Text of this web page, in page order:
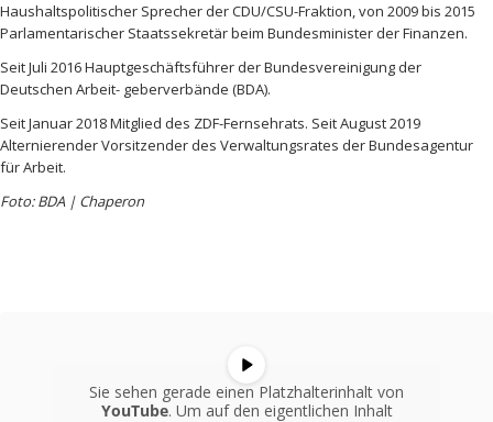
Haushaltspolitischer Sprecher der CDU/CSU-Fraktion, von 2009 bis 2015
Parlamentarischer Staatssekretär beim Bundesminister der Finanzen.
Seit Juli 2016 Hauptgeschäftsführer der Bundesvereinigung der
Deutschen Arbeit- geberverbände (BDA).
Seit Januar 2018 Mitglied des ZDF-Fernsehrats. Seit August 2019
Alternierender Vorsitzender des Verwaltungsrates der Bundesagentur
für Arbeit.
Foto: BDA | Chaperon
Sie sehen gerade einen Platzhalterinhalt von
YouTube. Um auf den eigentlichen Inhalt